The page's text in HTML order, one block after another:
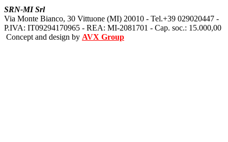
SRN-MI Srl
Via Monte Bianco, 30 Vittuone (MI) 20010 - Tel.+39 029020447 -
P.IVA: IT09294170965 - REA: MI-2081701 - Cap. soc.: 15.000,00
Concept and design by AVX Group